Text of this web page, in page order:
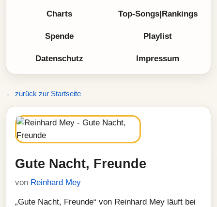
Charts Top-Songs|Rankings
Spende Playlist
Datenschutz Impressum
← zurück zur Startseite
Gute Nacht, Freunde
von Reinhard Mey
„Gute Nacht, Freunde“ von Reinhard Mey läuft bei